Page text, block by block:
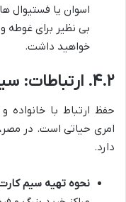
اسوان یا فستیوال
بی نظیر برای
خواهید داشت.
۴.۲. ارتباطات: سیم کارت و اینترنت
حفظ ارتباط با خانواده
امری حیاتی است. در
دارد.
نحوه تهیه سیم